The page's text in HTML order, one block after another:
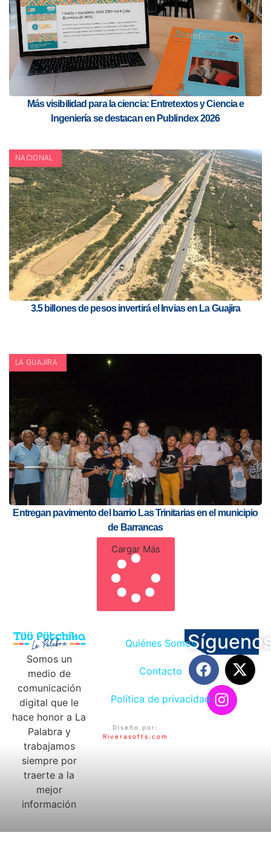
Más visibilidad para la ciencia: Entretextos y Ciencia e
Ingeniería se destacan en Publindex 2026
NACIONAL
3.5 billones de pesos invertirá el Invias en La Guajira
LA GUAJIRA
Entregan pavimento del barrio Las Trinitarias en el municipio
de Barrancas
Cargar Más
Somos un
medio de
comunicación
digital que le
hace honor a La
Palabra y
trabajamos
siempre por
traerte a la
mejor
información
Quiénes Somos
Contacto
Política de privacidad
Diseño por:
Riverasofts.com